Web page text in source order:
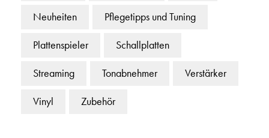
Neuheiten Pflegetipps und Tuning
Plattenspieler Schallplatten
Streaming Tonabnehmer Verstärker
Vinyl Zubehör